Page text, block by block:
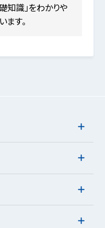
知識」をわかりや
す。